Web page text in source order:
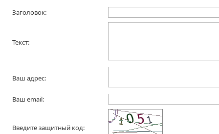
Заголовок:
Текст:
Ваш адрес:
Ваш email:
Введите защитный код: